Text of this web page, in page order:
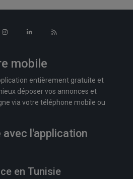
mobile
entièrement gratuite et
déposer vos annonces et
via votre téléphone mobile ou
l'application
en Tunisie